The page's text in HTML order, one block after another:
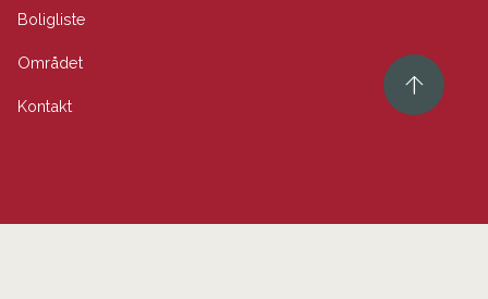
Boligliste
Området
Kontakt